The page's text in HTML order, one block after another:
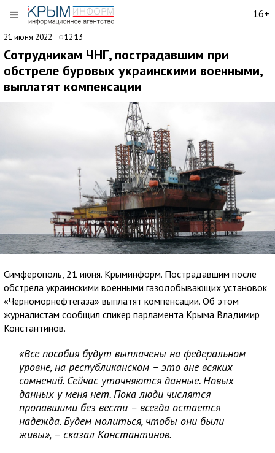
16+
21 июня 2022 12:13
Сотрудникам ЧНГ, пострадавшим при
обстреле буровых украинскими военными,
выплатят компенсации
Симферополь, 21 июня. Крыминформ. Пострадавшим после
обстрела украинскими военными газодобывающих установок
«Черноморнефтегаза» выплатят компенсации. Об этом
журналистам сообщил спикер парламента Крыма Владимир
Константинов.
«Все пособия будут выплачены на федеральном
уровне, на республиканском – это вне всяких
сомнений. Сейчас уточняются данные. Новых
данных у меня нет. Пока люди числятся
пропавшими без вести – всегда остается
надежда. Будем молиться, чтобы они были
живы», – сказал Константинов.